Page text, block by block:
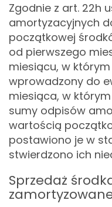
Zgodnie z art. 22h
amortyzacyjnych
początkowej
od pierwszego
miesiącu, w
wprowadzony do
miesiąca, w
sumy odpisów
wartością
postawiono je w
stwierdzono ich
Sprzedaż